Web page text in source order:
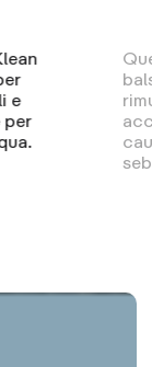
causa
sebo